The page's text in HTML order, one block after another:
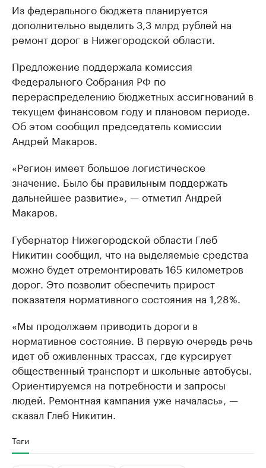
Из федерального бюджета планируется
дополнительно выделить 3,3 млрд рублей на
ремонт дорог в Нижегородской области.
Предложение поддержала комиссия
Федерального Собрания РФ по
перераспределению бюджетных ассигнований в
текущем финансовом году и плановом периоде.
Об этом сообщил председатель комиссии
Андрей Макаров.
«Регион имеет большое логистическое
значение. Было бы правильным поддержать
дальнейшее развитие», — отметил Андрей
Макаров.
Губернатор Нижегородской области Глеб
Никитин сообщил, что на выделяемые средства
можно будет отремонтировать 165 километров
дорог. Это позволит обеспечить прирост
показателя нормативного состояния на 1,28%.
«Мы продолжаем приводить дороги в
нормативное состояние. В первую очередь речь
идет об оживленных трассах, где курсирует
общественный транспорт и школьные автобусы.
Ориентируемся на потребности и запросы
людей. Ремонтная кампания уже началась», —
сказал Глеб Никитин.
Теги